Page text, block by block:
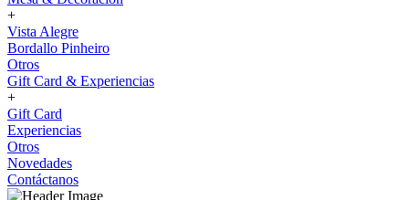
+
Vista Alegre
Bordallo Pinheiro
Otros
Gift Card & Experiencias
+
Gift Card
Experiencias
Otros
Novedades
Contáctanos